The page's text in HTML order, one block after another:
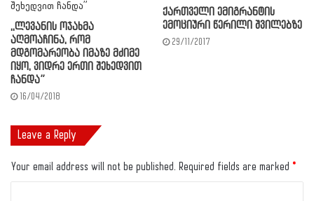
,,ლევანის ოჯახმა
აღმოაჩინა, რომ
მდგომარეობა იმაზე მძიმე
იყო, ვიდრე ერთი შეხედვით
ჩანდა”
16/04/2018
ქართველი ემიგრანტის
ემოციური წერილი შვილებზე
29/11/2017
Leave a Reply
Your email address will not be published. Required fields are marked *